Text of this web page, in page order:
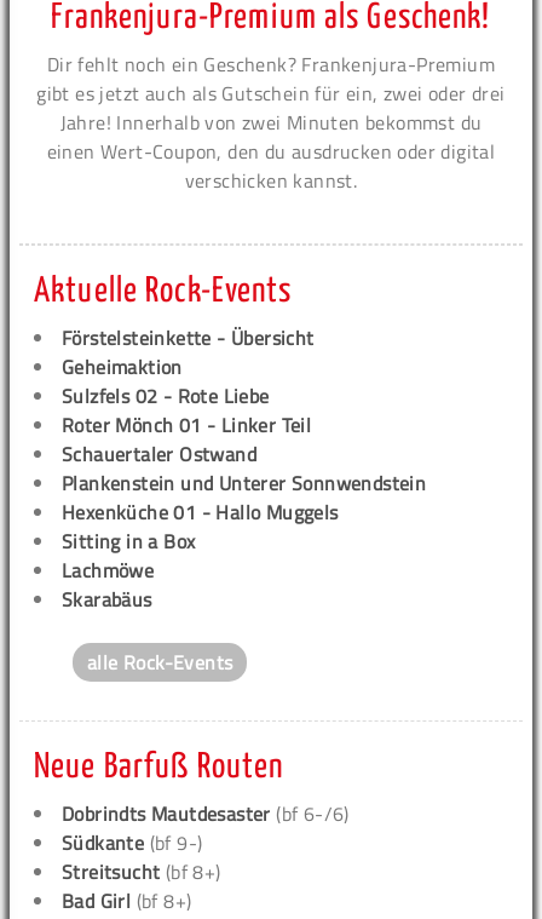
Frankenjura-Premium als Geschenk!
Dir fehlt noch ein Geschenk? Frankenjura-Premium
gibt es jetzt auch als Gutschein für ein, zwei oder drei
Jahre! Innerhalb von zwei Minuten bekommst du
einen Wert-Coupon, den du ausdrucken oder digital
verschicken kannst.
Aktuelle Rock-Events
Förstelsteinkette - Übersicht
Geheimaktion
Sulzfels 02 - Rote Liebe
Roter Mönch 01 - Linker Teil
Schauertaler Ostwand
Plankenstein und Unterer Sonnwendstein
Hexenküche 01 - Hallo Muggels
Sitting in a Box
Lachmöwe
Skarabäus
alle Rock-Events
Neue Barfuß Routen
Dobrindts Mautdesaster (bf 6-/6)
Südkante (bf 9-)
Streitsucht (bf 8+)
Bad Girl (bf 8+)